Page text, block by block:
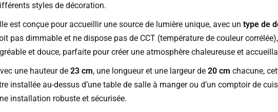
styles de décoration.
est conçue pour accueillir une source de lumière unique, avec un type de
pas dimmable et ne dispose pas de CCT (température de couleur
et douce, parfaite pour créer une atmosphère chaleureuse et
une hauteur de 23 cm, une longueur et une largeur de 20 cm chacune,
installée au-dessus d’une table de salle à manger ou d’un comptoir de
installation robuste et sécurisée.